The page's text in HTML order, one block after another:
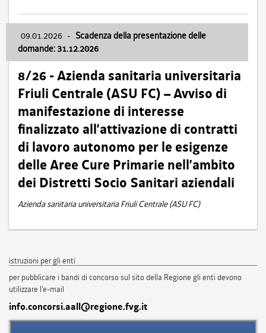
09.01.2026 - Scadenza della presentazione delle
domande: 31.12.2026
8/26 - Azienda sanitaria universitaria
Friuli Centrale (ASU FC) – Avviso di
manifestazione di interesse
finalizzato all’attivazione di contratti
di lavoro autonomo per le esigenze
delle Aree Cure Primarie nell’ambito
dei Distretti Socio Sanitari aziendali
Azienda sanitaria universitaria Friuli Centrale (ASU FC)
istruzioni per gli enti
per pubblicare i bandi di concorso sul sito della Regione gli enti devono
utilizzare l'e-mail
info.concorsi.aall@regione.fvg.it